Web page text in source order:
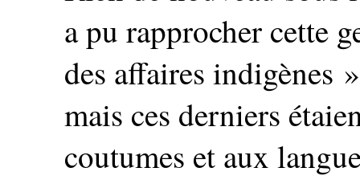
a pu rapprocher cette
des affaires indigènes
mais ces derniers
coutumes et aux